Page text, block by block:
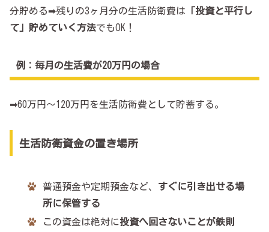
分貯める➡残りの3ヶ月分の生活防衛費は 「投資と平行し
て」貯めていく方法でもOK！
例：毎月の生活費が20万円の場合
➡60万円～120万円を生活防衛費として貯蓄する。
生活防衛資金の置き場所
普通預金や定期預金など、 すぐに引き出せる場
所に保管する
この資金は絶対に投資へ回さないことが鉄則